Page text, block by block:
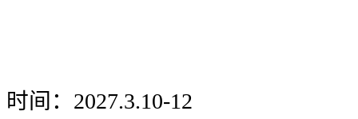
时间：2027.3.10-12